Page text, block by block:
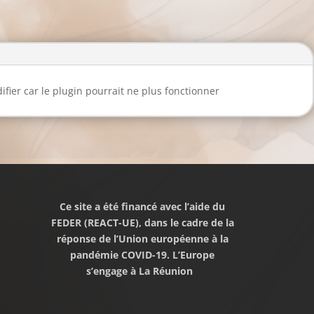
car le plugin pourrait ne plus fonctionner
Ce site a été financé avec l’aide du
FEDER (REACT-UE), dans le cadre de la
réponse de l’Union européenne à la
pandémie COVID-19. L’Europe
s’engage à La Réunion